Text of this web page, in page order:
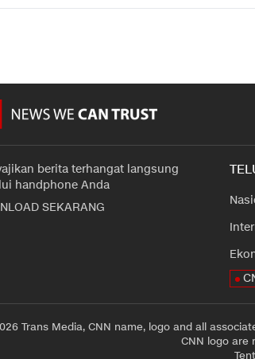
berita terhangat langsung
handphone Anda
SEKARANG
Trans Media, CNN name, logo and all
CNN logo are